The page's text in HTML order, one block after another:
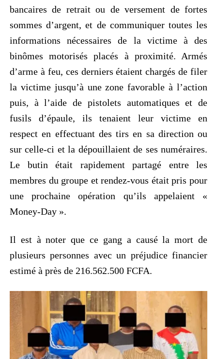
bancaires de retrait ou de versement de fortes
sommes d’argent, et de communiquer toutes les
informations nécessaires de la victime à des
binômes motorisés placés à proximité. Armés
d’arme à feu, ces derniers étaient chargés de filer
la victime jusqu’à une zone favorable à l’action
puis, à l’aide de pistolets automatiques et de
fusils d’épaule, ils tenaient leur victime en
respect en effectuant des tirs en sa direction ou
sur celle-ci et la dépouillaient de ses numéraires.
Le butin était rapidement partagé entre les
membres du groupe et rendez-vous était pris pour
une prochaine opération qu’ils appelaient «
Money-Day ».
Il est à noter que ce gang a causé la mort de
plusieurs personnes avec un préjudice financier
estimé à près de 216.562.500 FCFA.